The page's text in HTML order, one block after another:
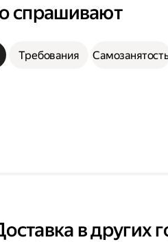
спрашивают
Требования
в других